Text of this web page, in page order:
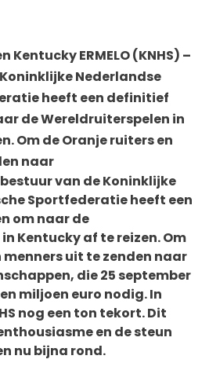
Kentucky ERMELO (KNHS) –
Nederlandse
heeft een definitief
de Wereldruiterspelen in
Om de Oranje ruiters en
naar
bestuur van de Koninklijke
Sportfederatie heeft een
om naar de
Kentucky af te reizen. Om
menners uit te zenden naar
die 25 september
miljoen euro nodig. In
nog een ton tekort. Dit
en de steun
nu bijna rond.